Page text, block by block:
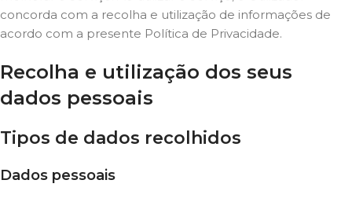
concorda com a recolha e utilização de informações de
acordo com a presente Política de Privacidade.
Recolha e utilização dos seus
dados pessoais
Tipos de dados recolhidos
Dados pessoais